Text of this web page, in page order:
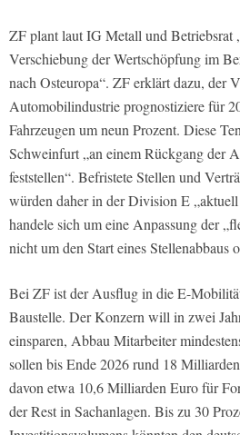
ZF plant laut IG Metall und Betriebsrat
Verschiebung der Wertschöpfung im
nach Osteuropa“. ZF erklärt dazu, der
Automobilindustrie prognostiziere für
Fahrzeugen um neun Prozent. Diese
Schweinfurt „an einem Rückgang der
feststellen“. Befristete Stellen und
würden daher in der Division E
handele sich um eine Anpassung der
nicht um den Start eines Stellenabbaus
Bei ZF ist der Ausflug in die E-
Baustelle. Der Konzern will in zwei
einsparen, Abbau Mitarbeiter
sollen bis Ende 2026 rund 18
davon etwa 10,6 Milliarden Euro für
der Rest in Sachanlagen. Bis zu 30